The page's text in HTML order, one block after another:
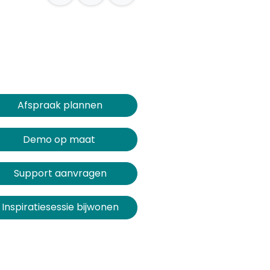
Afspraak plannen​​​​
Demo op maat
Support aanvragen
Inspiratiesessie bijwonen